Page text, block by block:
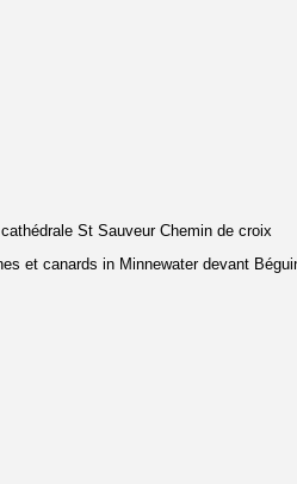
cathédrale St Sauveur Chemin de croix